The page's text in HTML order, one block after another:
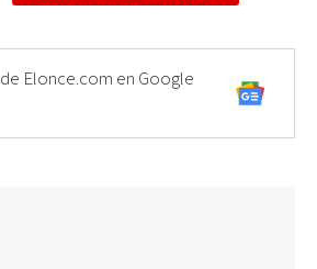
Elonce.com en Google